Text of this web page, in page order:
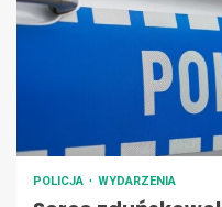
POLICJA WYDARZENIA